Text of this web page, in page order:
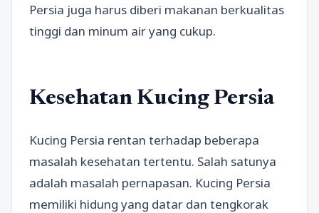
Persia juga harus diberi makanan berkualitas
tinggi dan minum air yang cukup.
Kesehatan Kucing Persia
Kucing Persia rentan terhadap beberapa
masalah kesehatan tertentu. Salah satunya
adalah masalah pernapasan. Kucing Persia
memiliki hidung yang datar dan tengkorak